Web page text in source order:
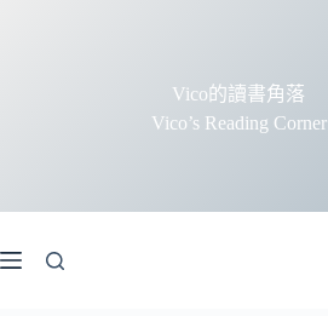
Vico的讀書角落
Vico’s Reading Corner